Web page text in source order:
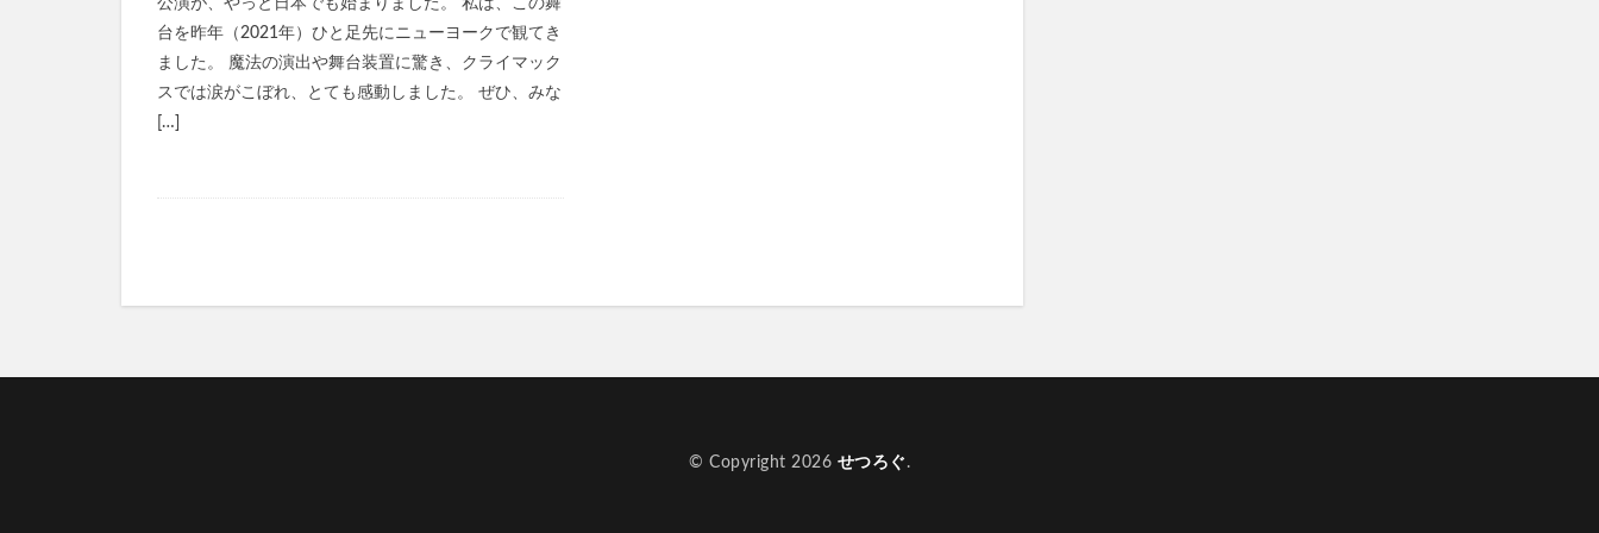
公演が、やっと日本でも始まりました。 私は、この舞
台を昨年（2021年）ひと足先にニューヨークで観てき
ました。 魔法の演出や舞台装置に驚き、クライマック
スでは涙がこぼれ、とても感動しました。 ぜひ、みな
[…]
© Copyright 2026 せつろぐ .